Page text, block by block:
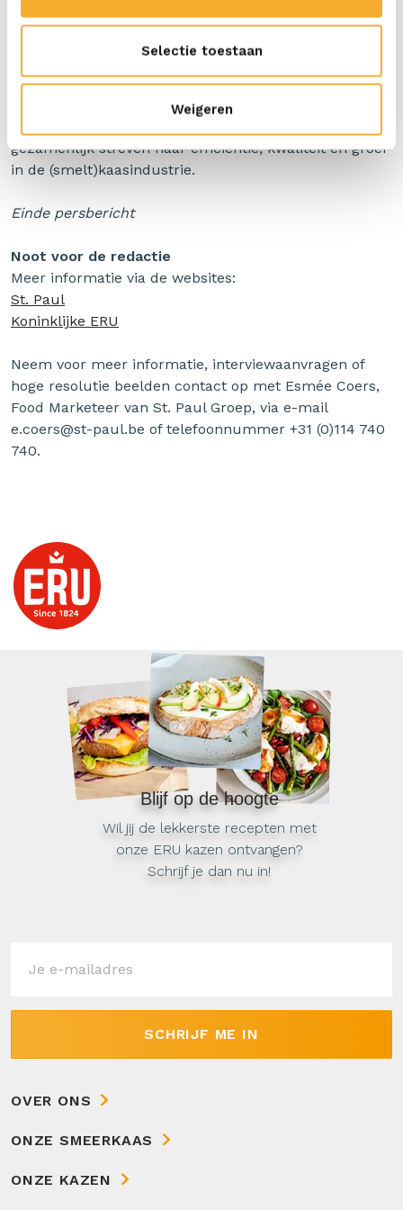
Selectie toestaan
Weigeren
De gecombineerde expertise en middelen van St. Paul
hoogwaardige (smelt)kaasbereidingen, gericht op
verschillende marktsegmenten.
gezamenlijk streven naar efficiëntie, kwaliteit en groei
in de (smelt)kaasindustrie.
Einde persbericht
Noot voor de redactie
Meer informatie via de websites:
St. Paul
Koninklijke ERU
Neem voor meer informatie, interviewaanvragen of
hoge resolutie beelden contact op met Esmée Coers,
Food Marketeer van St. Paul Groep, via e-mail
e.coers@st-paul.be of telefoonnummer +31 (0)114 740
740.
OVER ONS
ONZE SMEERKAAS
ONZE KAZEN
Blijf op de hoogte
Wil jij de lekkerste recepten met
onze ERU kazen ontvangen?
Schrijf je dan nu in!
SCHRIJF ME IN